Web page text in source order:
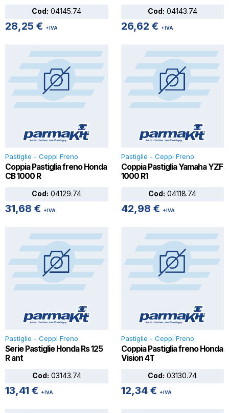
Cod: 04145.74
28,25 € +IVA
Cod: 04143.74
26,62 € +IVA
Pastiglie - Ceppi Freno
Coppia Pastiglia freno Honda
CB 1000 R
Cod: 04129.74
31,68 € +IVA
Pastiglie - Ceppi Freno
Coppia Pastiglia Yamaha YZF
1000 R1
Cod: 04118.74
42,98 € +IVA
Pastiglie - Ceppi Freno
Serie Pastiglie Honda Rs 125
R ant
Cod: 03143.74
13,41 € +IVA
Pastiglie - Ceppi Freno
Coppia Pastiglia freno Honda
Vision 4T
Cod: 03130.74
12,34 € +IVA